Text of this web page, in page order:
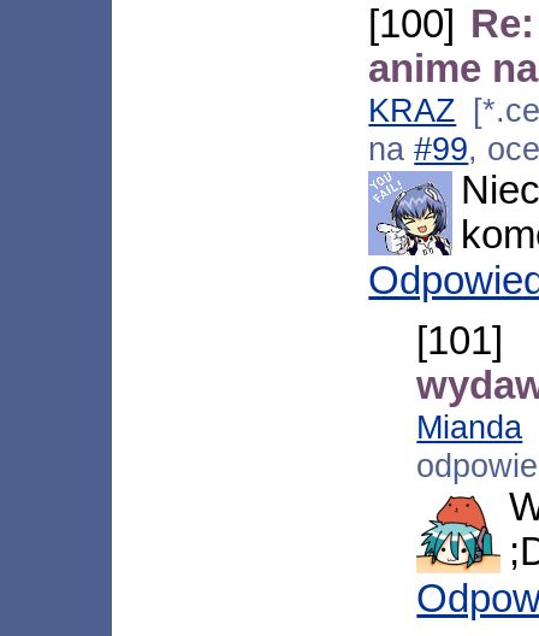
[100]
anime
KRAZ
na#99,
Mianda